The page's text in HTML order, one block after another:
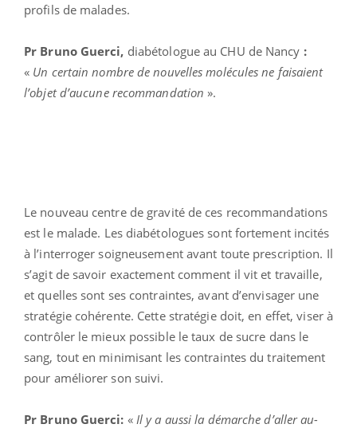
profils de malades.
Pr Bruno Guerci, diabétologue au CHU de Nancy :
« Un certain nombre de nouvelles molécules ne faisaient
l’objet d’aucune recommandation».
Le nouveau centre de gravité de ces recommandations
est le malade. Les diabétologues sont fortement incités
à l’interroger soigneusement avant toute prescription. Il
s’agit de savoir exactement comment il vit et travaille,
et quelles sont ses contraintes, avant d’envisager une
stratégie cohérente. Cette stratégie doit, en effet, viser à
contrôler le mieux possible le taux de sucre dans le
sang, tout en minimisant les contraintes du traitement
pour améliorer son suivi.
Pr Bruno Guerci: « Il y a aussi la démarche d’aller au-